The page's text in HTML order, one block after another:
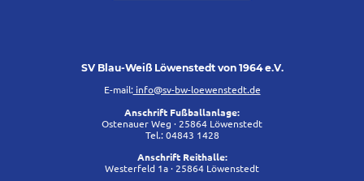
SV Blau-Weiß Löwenstedt von 1964 e.V.
E-mail:info@sv-bw-loewenstedt.de
Anschrift Fußballanlage:
Ostenauer Weg · 25864 Löwenstedt
Tel.: 04843 1428
Anschrift Reithalle:
Westerfeld 1a · 25864 Löwenstedt